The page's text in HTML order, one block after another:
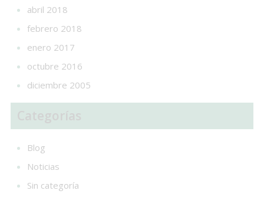
abril 2018
febrero 2018
enero 2017
octubre 2016
diciembre 2005
Blog
Noticias
Sin categoría